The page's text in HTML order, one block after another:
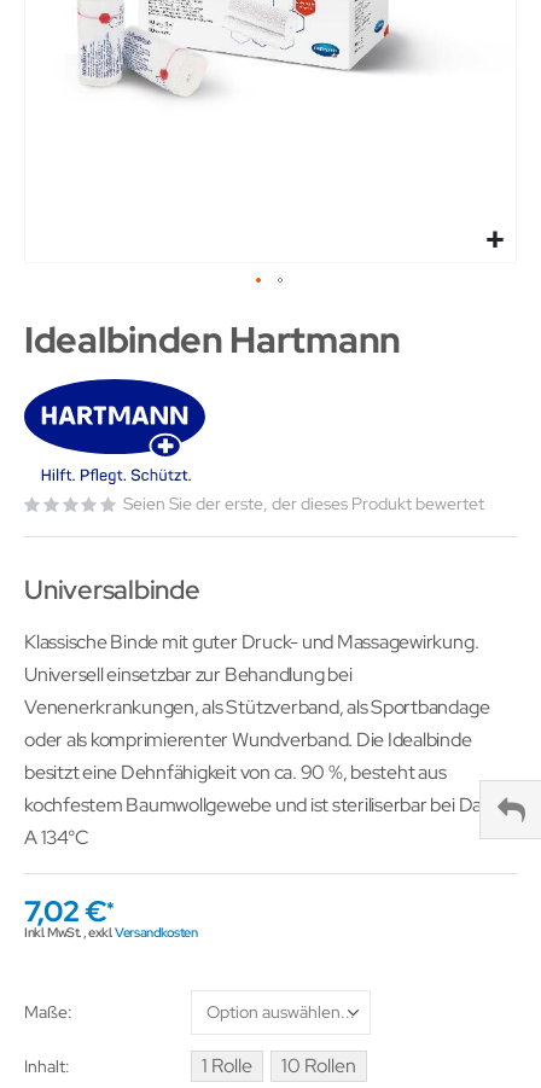
Idealbinden Hartmann
Seien Sie der erste, der dieses Produkt bewertet
Universalbinde
Klassische Binde mit guter Druck- und Massagewirkung.
Universell einsetzbar zur Behandlung bei
Venenerkrankungen, als Stützverband, als Sportbandage
oder als komprimierenter Wundverband. Die Idealbinde
besitzt eine Dehnfähigkeit von ca. 90 %, besteht aus
kochfestem Baumwollgewebe und ist steriliserbar bei Dampf
A 134°C
7,02 €
Inkl. MwSt.,exkl.Versandkosten
Maße
Inhalt 1 Rolle 10 Rollen